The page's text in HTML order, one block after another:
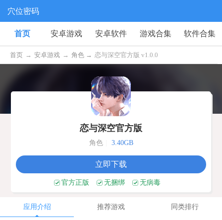
穴位密码
首页 安卓游戏 安卓软件 游戏合集 软件合集
首页 → 安卓游戏 → 角色 → 恋与深空官方版 v1.0.0
恋与深空官方版
角色 3.40GB
立即下载
官方正版 无捆绑 无病毒
应用介绍 推荐游戏 同类排行